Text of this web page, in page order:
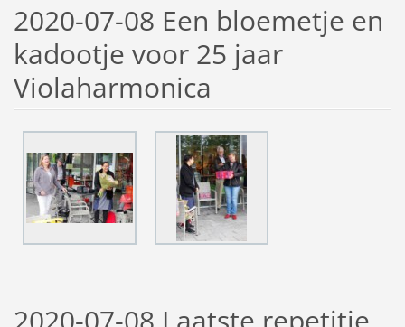
2020-07-08 Een bloemetje en
kadootje voor 25 jaar
Violaharmonica